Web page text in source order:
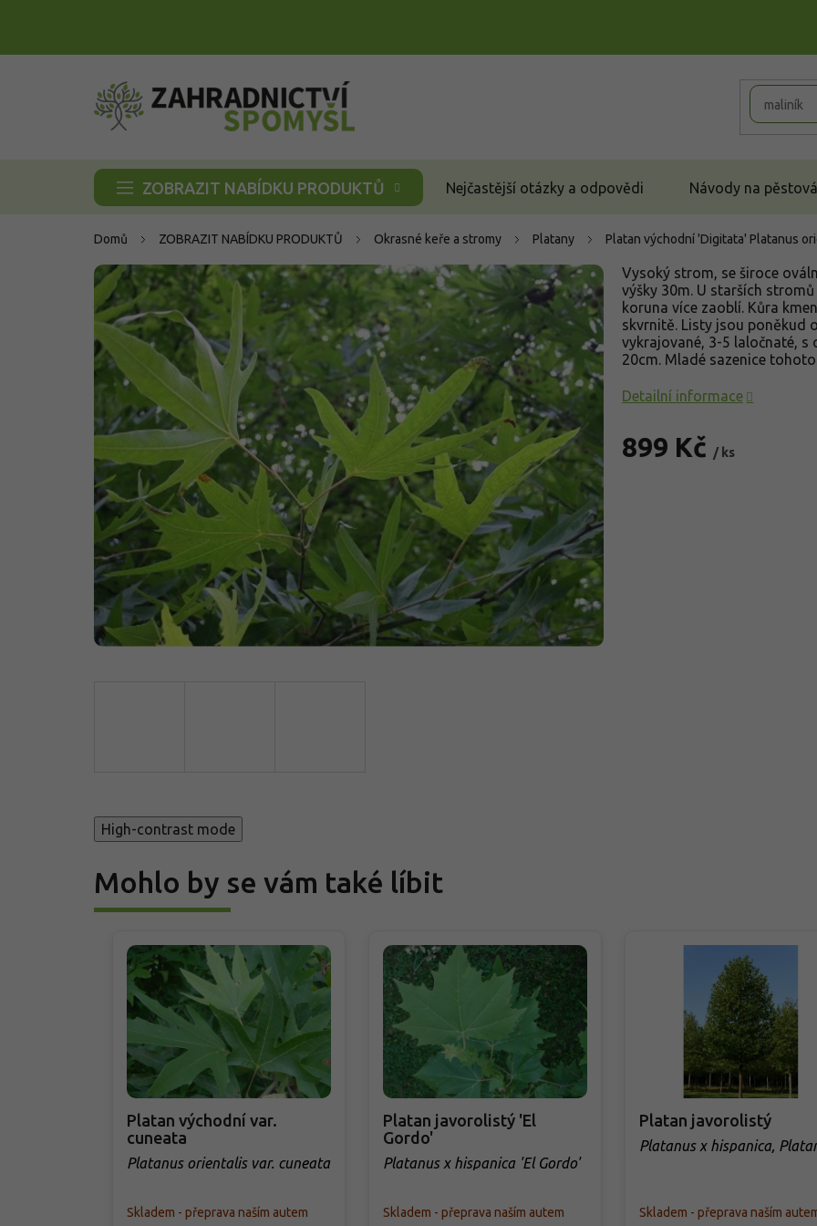
ZOBRAZIT NABÍDKU PRODUKTŮ Nejčastější otázky a odpovědi Návody na
Domů ZOBRAZIT NABÍDKU PRODUKTŮ Okrasné keře a stromy Platany Platan východní 'Digitata' Platanus
899 Kč / ks
Vysoký strom, se široce
výšky 30m. U starších
koruna více zaoblí. Kůra
skvrnitě. Listy jsou poněkud
vykrajované, 3-5 laločnaté,
20cm. Mladé sazenice
Detailní informace
High-contrast mode
Mohlo by se vám také líbit
Platan východní var.
cuneata
Platanus orientalis var. cuneata
Skladem - přeprava naším autem
Platan javorolistý 'El
Gordo'
Platanus x hispanica 'El Gordo'
Skladem - přeprava naším autem
Platan javorolistý
Platanus x hispanica,
Skladem - přeprava naším